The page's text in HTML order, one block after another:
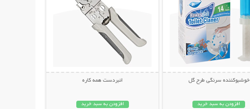
خوشبوکننده سرنگی طرح گل
افزودن به سبد خرید
انبردست همه کاره
افزودن به سبد خرید